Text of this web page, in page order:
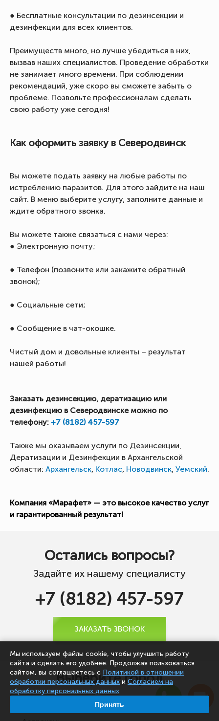
● Бесплатные консультации по дезинсекции и
дезинфекции для всех клиентов.
Преимуществ много, но лучше убедиться в них,
вызвав наших специалистов. Проведение обработки
не занимает много времени. При соблюдении
рекомендаций, уже скоро вы сможете забыть о
проблеме. Позвольте профессионалам сделать
свою работу уже сегодня!
Как оформить заявку в Северодвинск
Вы можете подать заявку на любые работы по
истреблению паразитов. Для этого зайдите на наш
сайт. В меню выберите услугу, заполните данные и
ждите обратного звонка.
Вы можете также связаться с нами через:
● Электронную почту;
● Телефон (позвоните или закажите обратный
звонок);
● Социальные сети;
● Сообщение в чат-окошке.
Чистый дом и довольные клиенты – результат
нашей работы!
Заказать дезинсекцию, дератизацию или
дезинфекцию в Северодвинске можно по
телефону: +7 (8182) 457-597
Также мы оказываем услуги по Дезинсекции,
Дератизации и Дезинфекции в Архангельской
области: Архангельск Котлас Новодвинск Уемский.
Компания «Марафет» — это высокое качество услуг
и гарантированный результат!
Остались вопросы?
Задайте их нашему специалисту
+7 (8182) 457-597
ЗАКАЗАТЬ ЗВОНОК
Выберите город
Мы используем файлы cookie, чтобы улучшить работу
сайта и сделать его удобнее. Продолжая пользоваться
сайтом, вы соглашаетесь с Политикой в отношении
обработки персональных данных и Согласием на
обработку персональных данных
Принять